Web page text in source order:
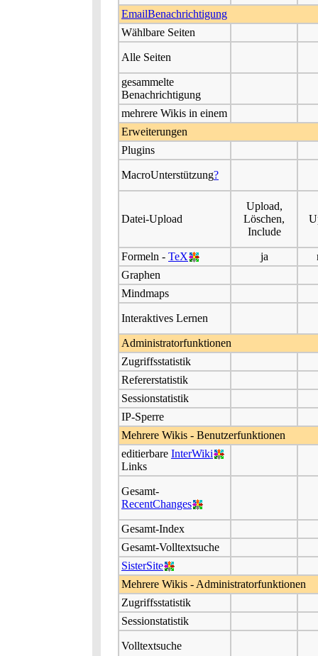
EmailBenachrichtigung
Wählbare Seiten
Alle Seiten
gesammelte
Benachrichtigung
mehrere Wikis in einem
Erweiterungen
Plugins
MacroUnterstützung?
Datei-Upload
Upload,
Löschen,
Include
Formeln - TeX ja
Graphen
Mindmaps
Interaktives Lernen
Administratorfunktionen
Zugriffsstatistik
Refererstatistik
Sessionstatistik
IP-Sperre
Mehrere Wikis - Benutzerfunktionen
editierbare InterWiki
Links
Gesamt-
RecentChanges
Gesamt-Index
Gesamt-Volltextsuche
SisterSite
Mehrere Wikis - Administratorfunktionen
Zugriffsstatistik
Sessionstatistik
Volltextsuche